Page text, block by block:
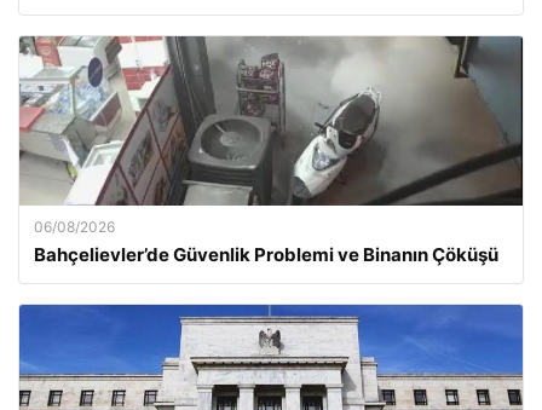
06/08/2026
Bahçelievler’de Güvenlik Problemi ve Binanın Çöküşü